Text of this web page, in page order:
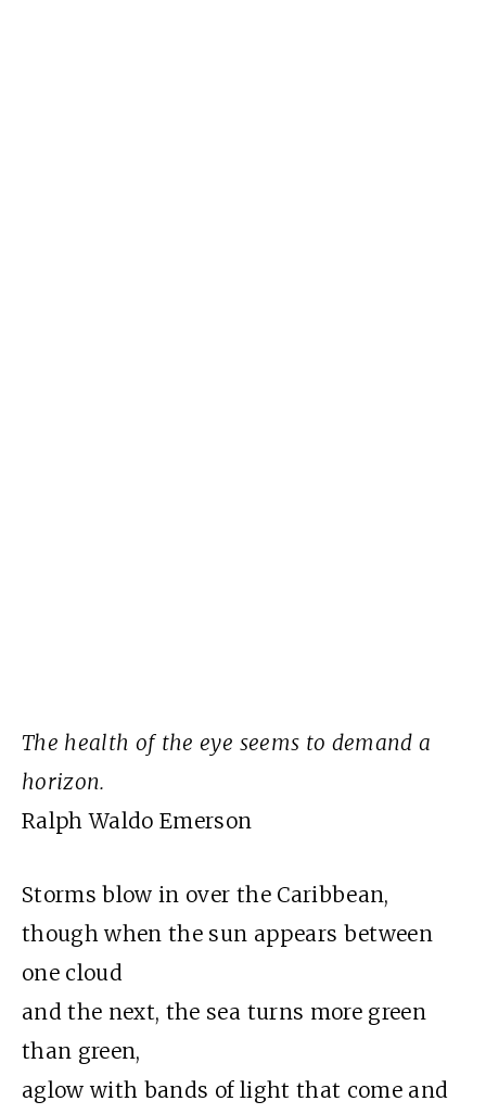
The health of the eye seems to demand a
horizon.
Ralph Waldo Emerson
Storms blow in over the Caribbean,
though when the sun appears between
one cloud
and the next, the sea turns more green
than green,
aglow with bands of light that come and